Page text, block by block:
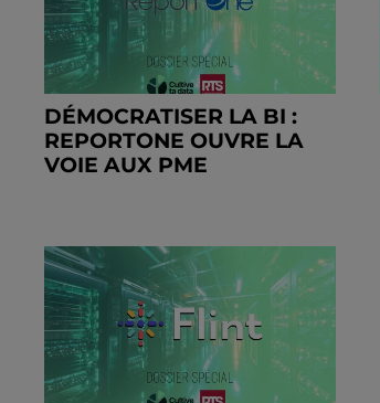
DÉMOCRATISER LA BI :
REPORTONE OUVRE LA
VOIE AUX PME